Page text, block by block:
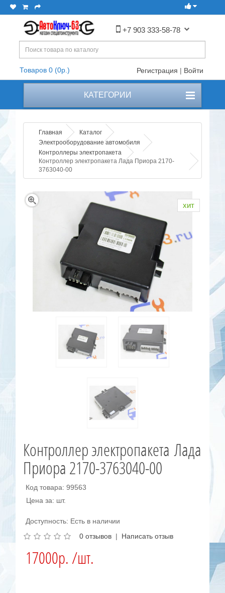
+7 903 333-58-78
Товаров 0 (0р.) Регистрация | Войти
КАТЕГОРИИ
Главная
Каталог
Электрооборудование автомобиля
Контроллеры электропакета
Контроллер электропакета Лада Приора 2170-
3763040-00
хит
Контроллер электропакета Лада
Приора 2170-3763040-00
Код товара: 99563
Цена за: шт.
Доступность: Есть в наличии
0 отзывов | Написать отзыв
17000р. /шт.